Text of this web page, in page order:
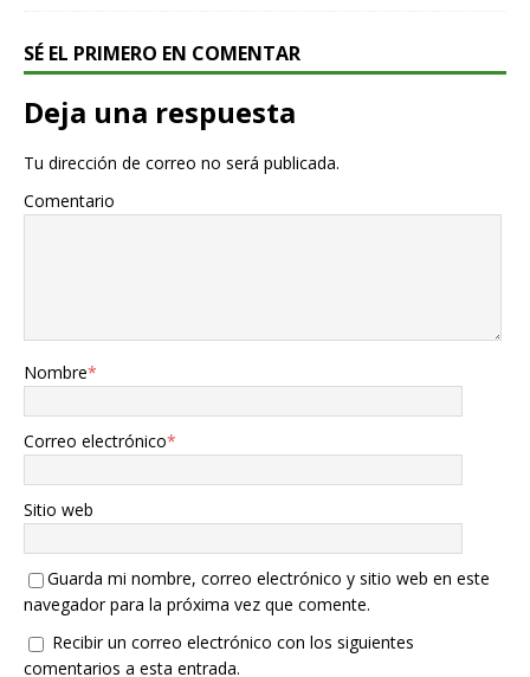
SÉ EL PRIMERO EN COMENTAR
Deja una respuesta
Tu dirección de correo no será publicada.
Comentario
Nombre*
Correo electrónico*
Sitio web
Guarda mi nombre, correo electrónico y sitio web en este
navegador para la próxima vez que comente.
Recibir un correo electrónico con los siguientes
comentarios a esta entrada.